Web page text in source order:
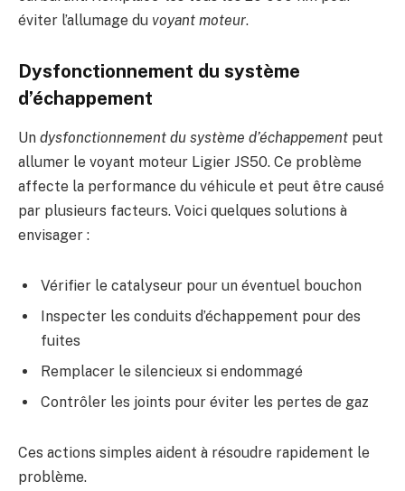
éviter l’allumage du voyant moteur.
Dysfonctionnement du système
d’échappement
Un dysfonctionnement du système d’échappement peut
allumer le voyant moteur Ligier JS50. Ce problème
affecte la performance du véhicule et peut être causé
par plusieurs facteurs. Voici quelques solutions à
envisager :
Vérifier le catalyseur pour un éventuel bouchon
Inspecter les conduits d’échappement pour des
fuites
Remplacer le silencieux si endommagé
Contrôler les joints pour éviter les pertes de gaz
Ces actions simples aident à résoudre rapidement le
problème.